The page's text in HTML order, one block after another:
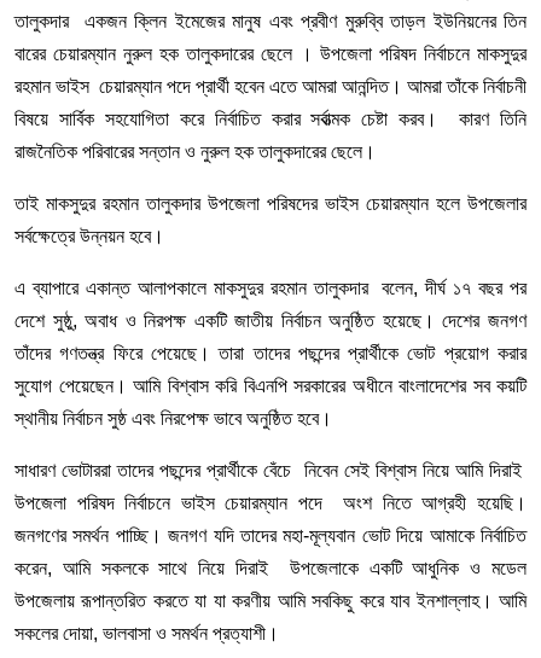
তালুকদার একজন ক্লিন ইমেজের মানুষ এবং প্রবীণ মুরুব্বি তাড়ল ইউনিয়নের তিন
বারের চেয়ারম্যান নুরুল হক তালুকদারের ছেলে । উপজেলা পরিষদ নির্বাচনে মাকসুদুর
রহমান ভাইস চেয়ারম্যান পদে প্রার্থী হবেন এতে আমরা আনন্দিত। আমরা তাঁকে নির্বাচনী
বিষয়ে সার্বিক সহযোগিতা করে নির্বাচিত করার সর্বাত্মক চেষ্টা করব। কারণ তিনি
রাজনৈতিক পরিবারের সন্তান ও নুরুল হক তালুকদারের ছেলে।
তাই মাকসুদুর রহমান তালুকদার উপজেলা পরিষদের ভাইস চেয়ারম্যান হলে উপজেলার
সর্বক্ষেত্রে উন্নয়ন হবে।
এ ব্যাপারে একান্ত আলাপকালে মাকসুদুর রহমান তালুকদার বলেন, দীর্ঘ ১৭ বছর পর
দেশে সুষ্ঠু, অবাধ ও নিরপক্ষ একটি জাতীয় নির্বাচন অনুষ্ঠিত হয়েছে। দেশের জনগণ
তাঁদের গণতন্ত্র ফিরে পেয়েছে। তারা তাদের পছন্দের প্রার্থীকে ভোট প্রয়োগ করার
সুযোগ পেয়েছেন। আমি বিশ্বাস করি বিএনপি সরকারের অধীনে বাংলাদেশের সব কয়টি
স্থানীয় নির্বাচন সুষ্ঠ এবং নিরপেক্ষ ভাবে অনুষ্ঠিত হবে।
সাধারণ ভোটাররা তাদের পছন্দের প্রার্থীকে বেঁচে নিবেন সেই বিশ্বাস নিয়ে আমি দিরাই
উপজেলা পরিষদ নির্বাচনে ভাইস চেয়ারম্যান পদে অংশ নিতে আগ্রহী হয়েছি।
জনগণের সমর্থন পাচ্ছি। জনগণ যদি তাদের মহা-মূল্যবান ভোট দিয়ে আমাকে নির্বাচিত
করেন, আমি সকলকে সাথে নিয়ে দিরাই উপজেলাকে একটি আধুনিক ও মডেল
উপজেলায় রূপান্তরিত করতে যা যা করণীয় আমি সবকিছু করে যাব ইনশাল্লাহ। আমি
সকলের দোয়া, ভালবাসা ও সমর্থন প্রত্যাশী।